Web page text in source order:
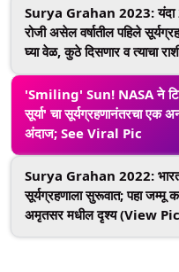
Surya Grahan 2023: यंदा
रोजी असेल वर्षातील पहिले
घ्या वेळ, कुठे दिसणार व त्याचा राशीवर होणारा
परिणाम
'Smiling' Sun! NASA ने
सूर्या' चा सूर्यग्रहणानंतरचा एक
अंदाज; See Viral Pic
Surya Grahan 2022: भारतात
सूर्यग्रहणाला सुरूवात; पहा जम्मू
अमृतसर मधील दृश्य (View